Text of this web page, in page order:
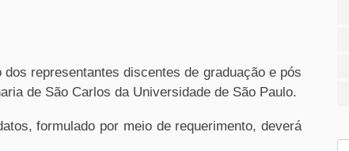
representantes discentes de graduação e pós
de São Carlos da Universidade de São Paulo.
formulado por meio de requerimento, deverá